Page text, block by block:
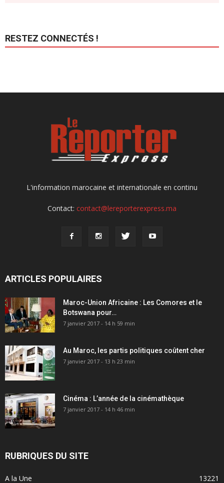
RESTEZ CONNECTÉS !
L'information marocaine et internationale en continu
Contact: contact@lereporterexpress.ma
ARTICLES POPULAIRES
Maroc-Union Africaine : Les Comores et le
Botswana pour…
7 janvier 2017 - 14 h 59 min
Au Maroc, les partis politiques coûtent cher
7 janvier 2017 - 13 h 23 min
Cinéma : L’année de la cinémathèque
7 janvier 2017 - 14 h 46 min
RUBRIQUES DU SITE
A la Une 13221